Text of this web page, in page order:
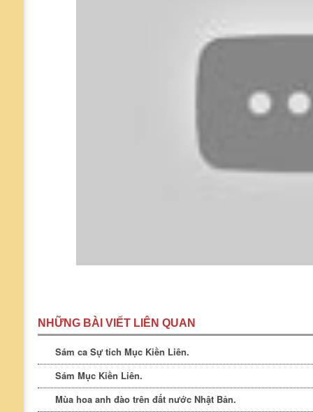
NHỮNG BÀI VIẾT LIÊN QUAN
Sám ca Sự tích Mục Kiền Liên.
Sám Mục Kiền Liên.
Mùa hoa anh đào trên đất nước Nhật Bản.